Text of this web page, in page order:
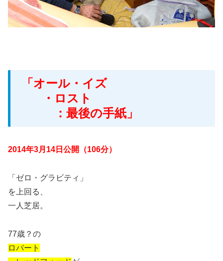
「オール・イズ
・ロスト
：最後の手紙」
2014年3月14日公開（106分）
「ゼロ・グラビティ」
を上回る、
一人芝居。
77歳？の
ロバート